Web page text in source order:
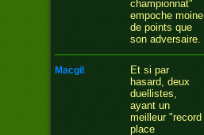
championnat"
empoche moine
de points que
son adversaire.
macgil
Et si par
hasard, deux
duellistes,
ayant un
meilleur "record
place